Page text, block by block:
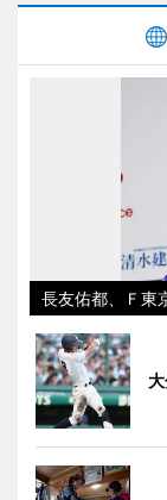
長友佑都、Ｆ